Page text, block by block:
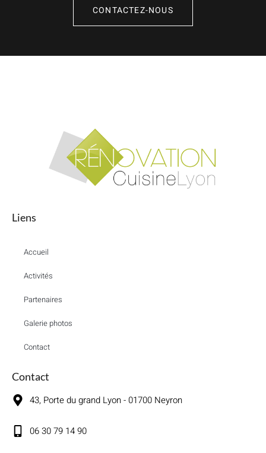
CONTACTEZ-NOUS
Liens
Accueil
Activités
Partenaires
Galerie photos
Contact
Contact
43, Porte du grand Lyon - 01700 Neyron
06 30 79 14 90